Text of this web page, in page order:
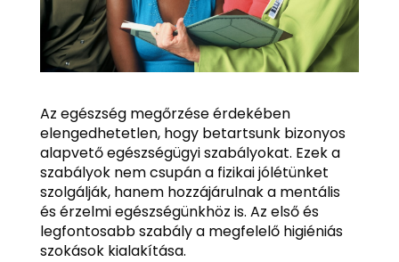
Az egészség megőrzése érdekében
elengedhetetlen, hogy betartsunk bizonyos
alapvető egészségügyi szabályokat. Ezek a
szabályok nem csupán a fizikai jólétünket
szolgálják, hanem hozzájárulnak a mentális
és érzelmi egészségünkhöz is. Az első és
legfontosabb szabály a megfelelő higiéniás
szokások kialakítása.